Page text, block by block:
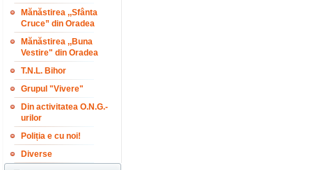
Mănăstirea ,,Sfânta
Cruce” din Oradea
Mănăstirea ,,Buna
Vestire" din Oradea
T.N.L. Bihor
Grupul "Vivere"
Din activitatea O.N.G.-
urilor
Poliția e cu noi!
Diverse